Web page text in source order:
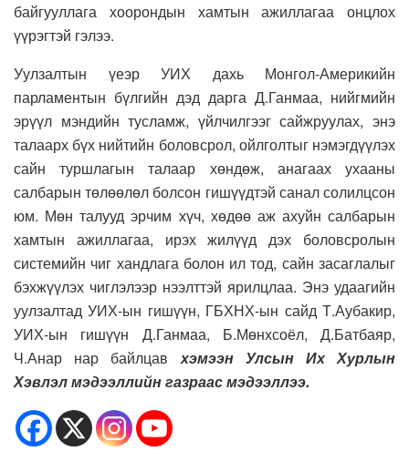
байгууллага хоорондын хамтын ажиллагаа онцлох
үүрэгтэй гэлээ.
Уулзалтын үеэр УИХ дахь Монгол-Америкийн
парламентын бүлгийн дэд дарга Д.Ганмаа, нийгмийн
эрүүл мэндийн тусламж, үйлчилгээг сайжруулах, энэ
талаарх бүх нийтийн боловсрол, ойлголтыг нэмэгдүүлэх
сайн туршлагын талаар хөндөж, анагаах ухааны
салбарын төлөөлөл болсон гишүүдтэй санал солилцсон
юм. Мөн талууд эрчим хүч, хөдөө аж ахуйн салбарын
хамтын ажиллагаа, ирэх жилүүд дэх боловсролын
системийн чиг хандлага болон ил тод, сайн засаглалыг
бэхжүүлэх чиглэлээр нээлттэй ярилцлаа. Энэ удаагийн
уулзалтад УИХ-ын гишүүн, ГБХНХ-ын сайд Т.Аубакир,
УИХ-ын гишүүн Д.Ганмаа, Б.Мөнхсоёл, Д.Батбаяр,
Ч.Анар нар байлцавхэмээн Улсын Их Хурлын
Хэвлэл мэдээллийн газраас мэдээллээ.